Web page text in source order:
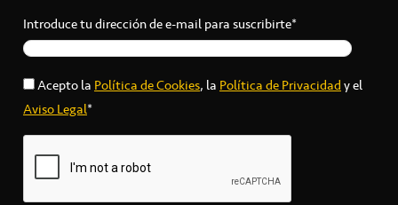
Introduce tu dirección de e-mail para suscribirte*
Acepto laPolítica de Cookies, laPolítica de Privacidady el
Aviso Legal*